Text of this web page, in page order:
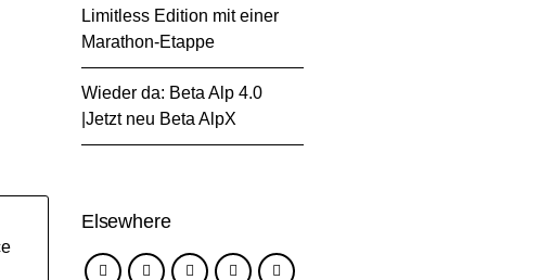
Limitless Edition mit einer
Marathon-Etappe
Wieder da: Beta Alp 4.0
|Jetzt neu Beta AlpX
Elsewhere